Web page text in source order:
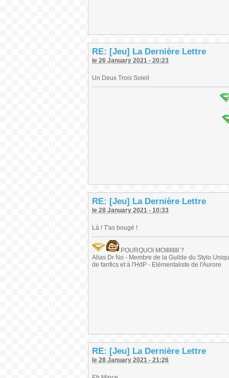
RE: [Jeu] La Dernière Lettre
le 26 January 2021 - 20:23
Un Deux Trois Soleil
RE: [Jeu] La Dernière Lettre
le 28 January 2021 - 10:33
Là ! T'as bougé !
POURQUOI MOIIIIIIIII ?
Alias Dr No - Membre de la Guilde du Stylo
de fanfics et à l'HdP - Elémentaliste de l'Aurore
RE: [Jeu] La Dernière Lettre
le 28 January 2021 - 21:26